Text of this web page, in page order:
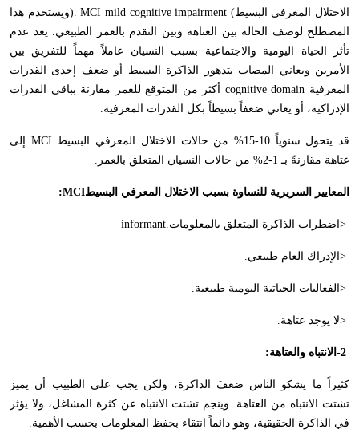
الاختلال المعرفي البسيطmild cognitive impairment (
MCI
).ويستخدم هذا
المصطلح لوصف الحالة بين العتاهة وبين التقدم بالعمر الطبيعي. يعد عدم
تأثر الحياة اليومية والاجتماعية بسبب النسيان عاملاً مهماً للتفريق بين
الأمرين ويعاني المصاب بتدهور الذاكرة البسيط أو ضعف إحدى القدرات
المعرفية cognitive domain
أكثر من المتوقع للعمر مقارنة بباقي القدرات
الإدراكية، أو يعاني ضعفاً بسيطاً بكل القدرات المعرفية.
قد يتحول سنوياً 10-15% من حالات الاختلال المعرفي البسيط MCI
إلى
عتاهة مقارنةً بـ 1-2% من حالات النسيان المتعلق بالعمر
.
المعايير السريرية للنساوة بسبب الاختلال المعرفي البسيط:MCI
> اضطراب الذاكرة المتعلق بالمعلوماتinformant.
> الإدراك العام طبيعي.
> الفعاليات الحياتية اليومية طبيعية.
>لا يوجد عتاهة.
-2 الانتباه والعتاهة:
كثيراً ما يشكو الناس ضعفَ الذاكرة، ولكن يجب على الطبيب أن يميز
تشتت الانتباه من العتاهة. وينجم تشتت الانتباه عن كثرة المشاغل، ولا يؤثر
في الذاكرة الحقيقية، وهو دائماً انتقاء بحفظ المعلومات بحسب الأهمية.